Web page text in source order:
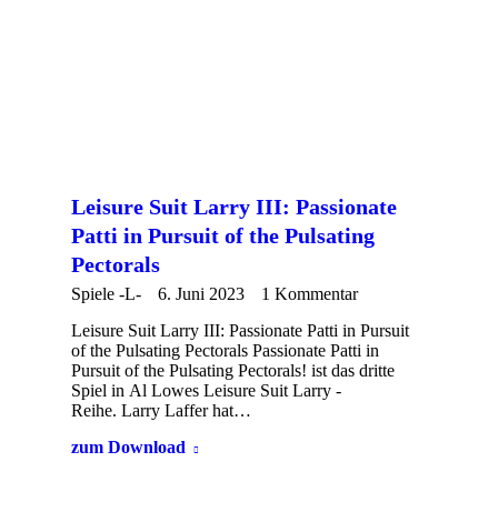
Leisure Suit Larry III: Passionate
Patti in Pursuit of the Pulsating
Pectorals
Spiele -L- 6. Juni 2023
1 Kommentar
Leisure Suit Larry III: Passionate Patti in Pursuit
of the Pulsating Pectorals Passionate Patti in
Pursuit of the Pulsating Pectorals! ist das dritte
Spiel in Al Lowes Leisure Suit Larry -
Reihe. Larry Laffer hat…
zum Download